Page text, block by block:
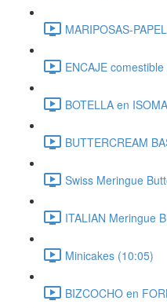
MARIPOSAS-
ENCAJE
BOTELLA en
BUTTERCREAM
Swiss Meringue
ITALIAN Meringue
Minicakes (10:05)
BIZCOCHO en